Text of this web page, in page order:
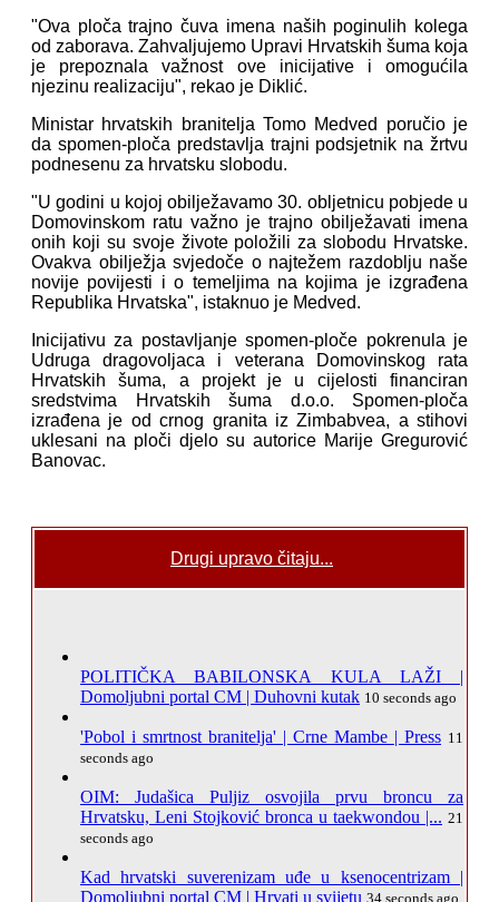
"Ova ploča trajno čuva imena naših poginulih kolega
od zaborava. Zahvaljujemo Upravi Hrvatskih šuma koja
je prepoznala važnost ove inicijative i omogućila
njezinu realizaciju", rekao je Diklić.
Ministar hrvatskih branitelja Tomo Medved poručio je
da spomen-ploča predstavlja trajni podsjetnik na žrtvu
podnesenu za hrvatsku slobodu.
"U godini u kojoj obilježavamo 30. obljetnicu pobjede u
Domovinskom ratu važno je trajno obilježavati imena
onih koji su svoje živote položili za slobodu Hrvatske.
Ovakva obilježja svjedoče o najtežem razdoblju naše
novije povijesti i o temeljima na kojima je izgrađena
Republika Hrvatska", istaknuo je Medved.
Inicijativu za postavljanje spomen-ploče pokrenula je
Udruga dragovoljaca i veterana Domovinskog rata
Hrvatskih šuma, a projekt je u cijelosti financiran
sredstvima Hrvatskih šuma d.o.o. Spomen-ploča
izrađena je od crnog granita iz Zimbabvea, a stihovi
uklesani na ploči djelo su autorice Marije Gregurović
Banovac.
Drugi upravo čitaju...
POLITIČKA BABILONSKA KULA LAŽI |
Domoljubni portal CM | Duhovni kutak 10 seconds ago
'Pobol i smrtnost branitelja' | Crne Mambe | Press 11
seconds ago
OIM: Judašica Puljiz osvojila prvu broncu za
Hrvatsku, Leni Stojković bronca u taekwondou |... 21
seconds ago
Kad hrvatski suverenizam uđe u ksenocentrizam |
Domoljubni portal CM | Hrvati u svijetu 34 seconds ago